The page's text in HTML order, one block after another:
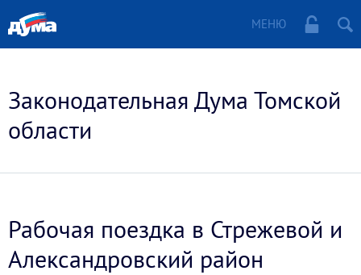
МЕНЮ
Законодательная Дума Томской
области
Рабочая поездка в Стрежевой и
Александровский район